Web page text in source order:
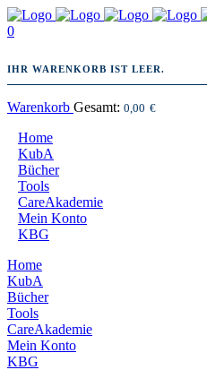
0
IHR WARENKORB IST LEER.
Warenkorb Gesamt: 0,00 €
Home
KubA
Bücher
Tools
CareAkademie
Mein Konto
KBG
Home
KubA
Bücher
Tools
CareAkademie
Mein Konto
KBG